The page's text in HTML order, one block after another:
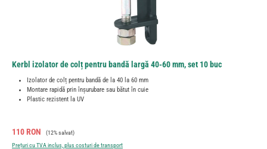
Kerbl izolator de colț pentru bandă largă 40-60 mm, set 10 buc
Izolator de colț pentru bandă de la 40 la 60 mm
Montare rapidă prin înșurubare sau bătut în cuie
Plastic rezistent la UV
Preț de vânzare:
110 RON Preț obișnuit:
(12% salvat)
Prețuri cu TVA inclus, plus costuri de transport